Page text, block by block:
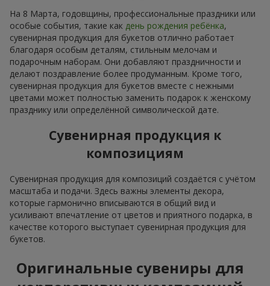
На 8 Марта, годовщины, профессиональные праздники или
особые события, такие как день рождения ребёнка,
сувенирная продукция для букетов отлично работает
благодаря особым деталям, стильным мелочам и
подарочным наборам. Они добавляют праздничности и
делают поздравление более продуманным. Кроме того,
сувенирная продукция для букетов вместе с нежными
цветами может полностью заменить подарок к женскому
празднику или определённой символической дате.
Сувенирная продукция к
композициям
Сувенирная продукция для композиций создаётся с учётом
масштаба и подачи. Здесь важны элементы декора,
которые гармонично вписываются в общий вид и
усиливают впечатление от цветов и приятного подарка, в
качестве которого выступает сувенирная продукция для
букетов.
Оригинальные сувениры для